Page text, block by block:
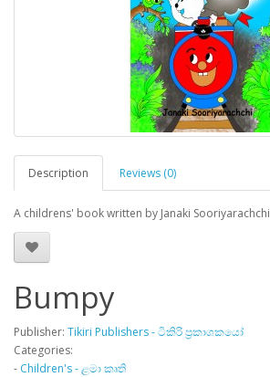
Description Reviews (0)
A childrens' book written by Janaki Sooriyarachchi
Bumpy
Publisher: Tikiri Publishers - ටිකිරි ප්‍රකාශකයෝ
Categories:
- Children's - ළමා කෘති